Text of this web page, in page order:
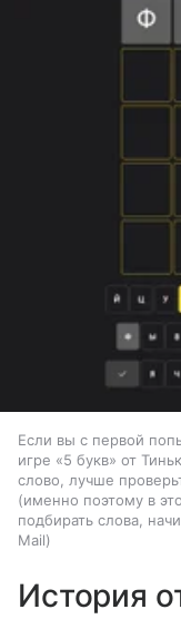
Если вы с первой
игре «5 букв» от
слово, лучше
(именно поэтому в
подбирать слова,
Mail
История